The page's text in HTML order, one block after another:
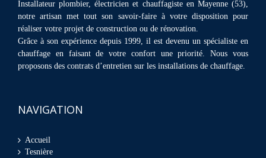
Installateur plombier, électricien et chauffagiste en Mayenne (53),
notre artisan met tout son savoir-faire à votre disposition pour
réaliser votre projet de construction ou de rénovation.
Grâce à son expérience depuis 1999, il est devenu un spécialiste en
chauffage en faisant de votre confort une priorité. Nous vous
proposons des contrats d’entretien sur les installations de chauffage.
NAVIGATION
Accueil
Tesnière